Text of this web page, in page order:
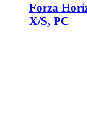
Forza
X/S, PC